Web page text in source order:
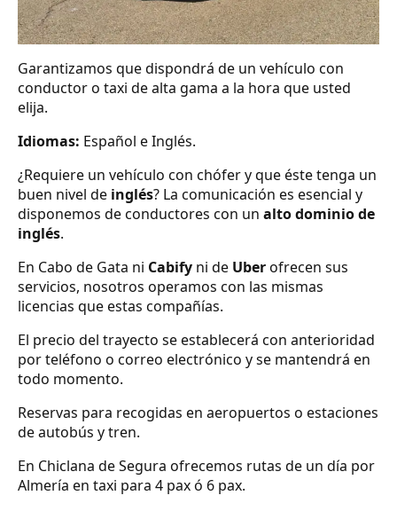
Garantizamos que dispondrá de un vehículo con
conductor o taxi de alta gama a la hora que usted
elija.
Idiomas: Español e Inglés.
¿Requiere un vehículo con chófer y que éste tenga un
buen nivel de inglés? La comunicación es esencial y
disponemos de conductores con un alto dominio de
inglés.
En Cabo de Gata ni Cabify ni de Uberofrecen sus
servicios, nosotros operamos con las mismas
licencias que estas compañías.
El precio del trayecto se establecerá con anterioridad
por teléfono o correo electrónico y se mantendrá en
todo momento.
Reservas para recogidas en aeropuertos o estaciones
de autobús y tren.
En Chiclana de Segura ofrecemos rutas de un día por
Almería en taxi para 4 pax ó 6 pax.